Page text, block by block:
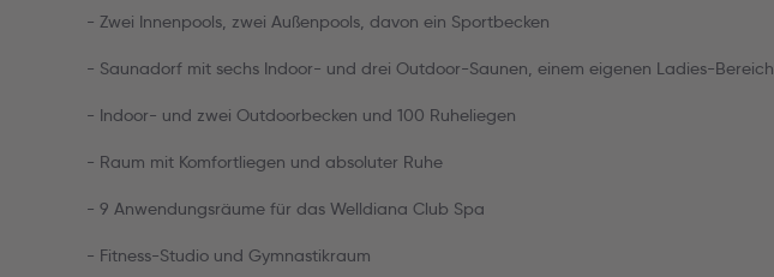
- Zwei Innenpools, zwei Außenpools, davon ein Sportbecken
- Saunadorf mit sechs Indoor- und drei Outdoor-Saunen, einem eigenen Ladies-Bereich
- Indoor- und zwei Outdoorbecken und 100 Ruheliegen
- Raum mit Komfortliegen und absoluter Ruhe
- 9 Anwendungsräume für das Welldiana Club Spa
- Fitness-Studio und Gymnastikraum